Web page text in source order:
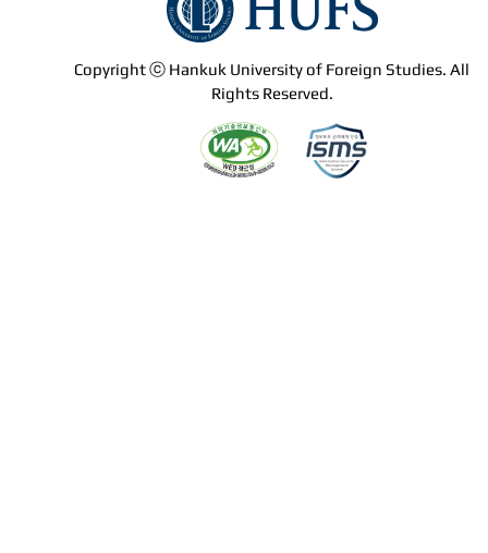
Copyright ⓒ Hankuk University of Foreign Studies. All
Rights Reserved.